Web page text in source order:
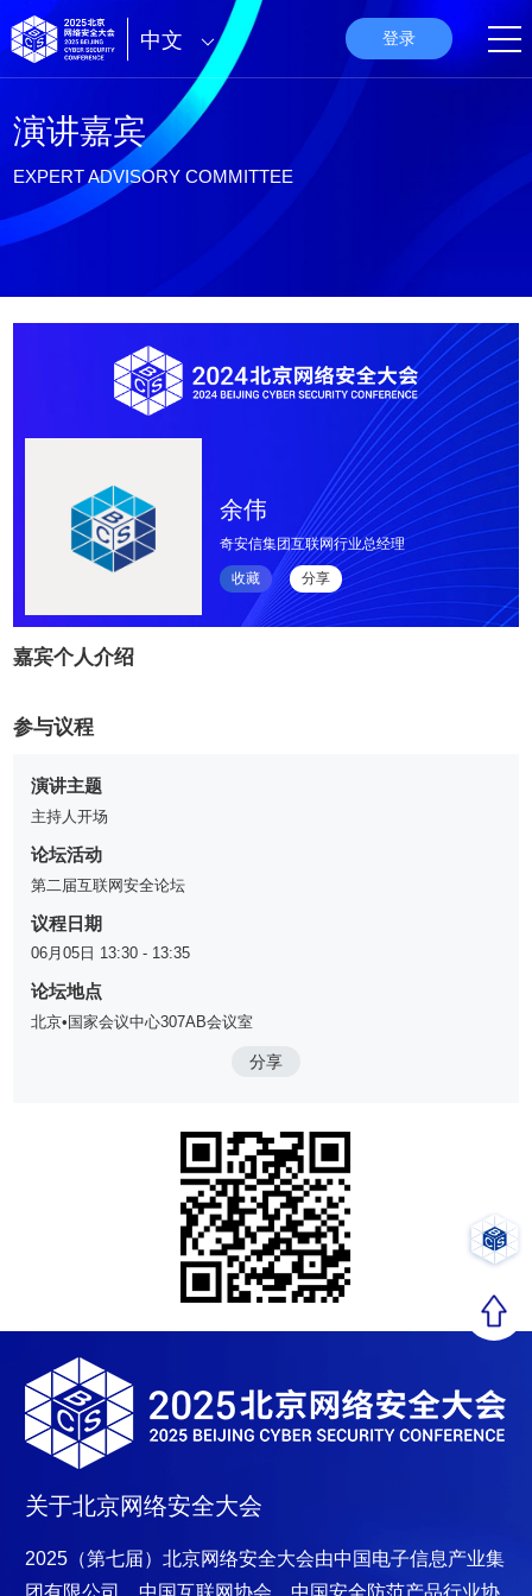
中文 登录
演讲嘉宾
EXPERT ADVISORY COMMITTEE
余伟
奇安信集团互联网行业总经理
收藏 分享
嘉宾个人介绍
参与议程
演讲主题
主持人开场
论坛活动
第二届互联网安全论坛
议程日期
06月05日 13:30 - 13:35
论坛地点
北京•国家会议中心307AB会议室
分享
关于北京网络安全大会
2025（第七届）北京网络安全大会由中国电子信息产业集